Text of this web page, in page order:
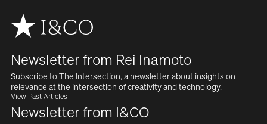
Newsletter from Rei Inamoto
Subscribe to The Intersection, a newsletter about insights on
relevance at the intersection of creativity and technology.
View Past Articles
Newsletter from I&CO